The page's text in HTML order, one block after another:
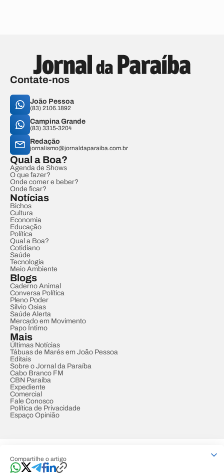
Compartilhe o artigo
Contate-nos
João Pessoa
(83) 2106.1892
Campina Grande
(83) 3315-3204
Redação
jornalismo@jornaldaparaiba.com.br
Qual a Boa?
Agenda de Shows
O que fazer?
Onde comer e beber?
Onde ficar?
Notícias
Bichos
Cultura
Economia
Educação
Política
Qual a Boa?
Cotidiano
Saúde
Tecnologia
Meio Ambiente
Blogs
Caderno Animal
Conversa Política
Pleno Poder
Sílvio Osias
Saúde Alerta
Mercado em Movimento
Papo Íntimo
Mais
Últimas Notícias
Tábuas de Marés em João Pessoa
Editais
Sobre o Jornal da Paraíba
Cabo Branco FM
CBN Paraíba
Expediente
Comercial
Fale Conosco
Política de Privacidade
Espaço Opinião
Developed by Designed by